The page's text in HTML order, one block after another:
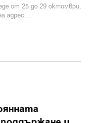
от 25 до 29 октомври,
адрес...